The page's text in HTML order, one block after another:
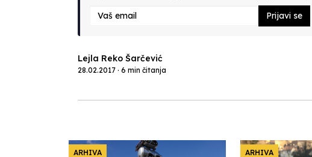
Prijavi se
Lejla Reko Šarčević
28.02.2017 · 6 min čitanja
ARHIVA ARHIVA